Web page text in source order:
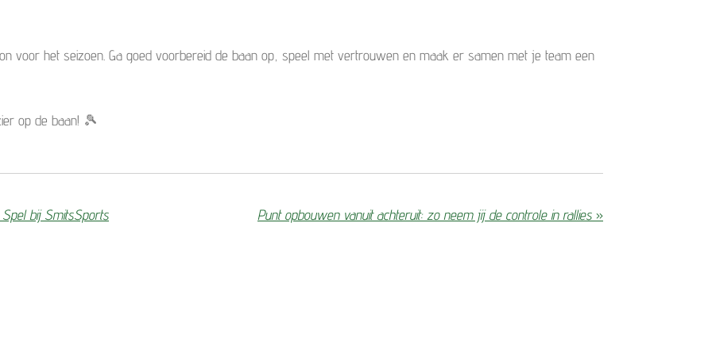
voor het seizoen. Ga goed voorbereid de baan op, speel met vertrouwen en maak er samen met je team een
op de baan! 🎾
Spel bij SmitsSports Punt opbouwen vanuit achteruit: zo neem jij de controle in rallies »